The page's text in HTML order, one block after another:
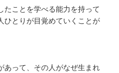
たことを学べる能力を持って
ひとりが目覚めていくことが
あって、その人がなぜ生まれ